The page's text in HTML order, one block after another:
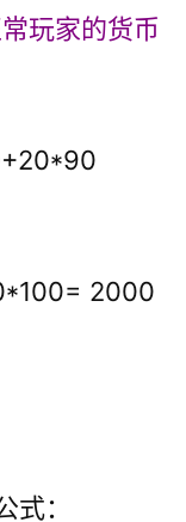
玩家的货币
2000
：